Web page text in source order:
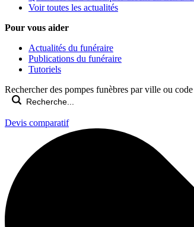
Voir toutes les actualités
Pour vous aider
Actualités du funéraire
Publications du funéraire
Tutoriels
Rechercher des pompes funèbres par ville ou
Devis comparatif